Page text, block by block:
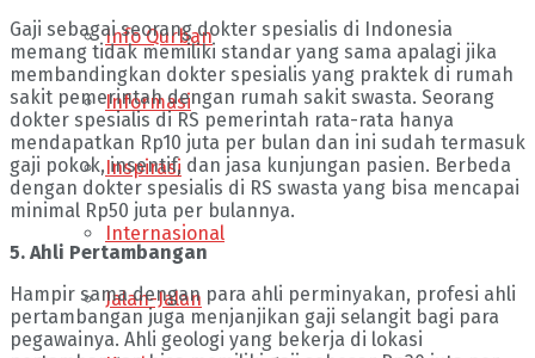
Info Qurban
Informasi
Inspirasi
Internasional
Jalan-Jalan
Gaji sebagai seorang dokter spesialis di Indonesia
memang tidak memiliki standar yang sama apalagi jika
membandingkan dokter spesialis yang praktek di rumah
sakit pemerintah dengan rumah sakit swasta. Seorang
dokter spesialis di RS pemerintah rata-rata hanya
mendapatkan Rp10 juta per bulan dan ini sudah termasuk
gaji pokok, insentif, dan jasa kunjungan pasien. Berbeda
dengan dokter spesialis di RS swasta yang bisa mencapai
minimal Rp50 juta per bulannya.
5. Ahli Pertambangan
Hampir sama dengan para ahli perminyakan, profesi ahli
pertambangan juga menjanjikan gaji selangit bagi para
pegawainya. Ahli geologi yang bekerja di lokasi